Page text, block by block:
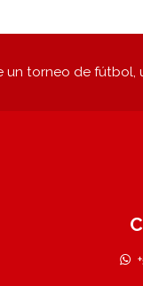
un torneo de fútbol,